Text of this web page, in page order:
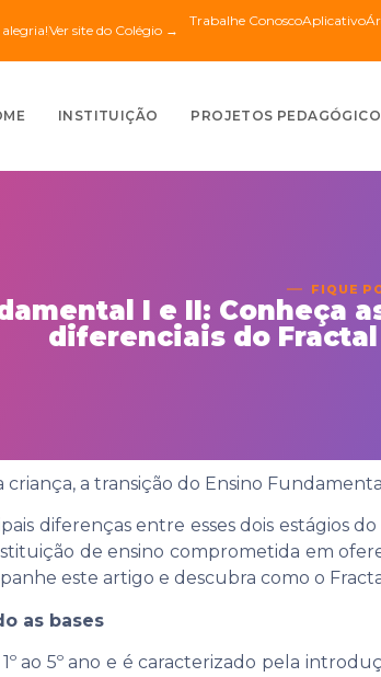
Ver site do Colégio →
Trabalhe ConoscoAplicativo
INSTITUIÇÃO PROJETOS
FIQUE
I e II: Conheça
diferenciais do Fractal
a transição do Ensino
diferenças entre esses dois estágios
de ensino comprometida em
este artigo e descubra como o
as bases
ao 5º ano e é caracterizado pela